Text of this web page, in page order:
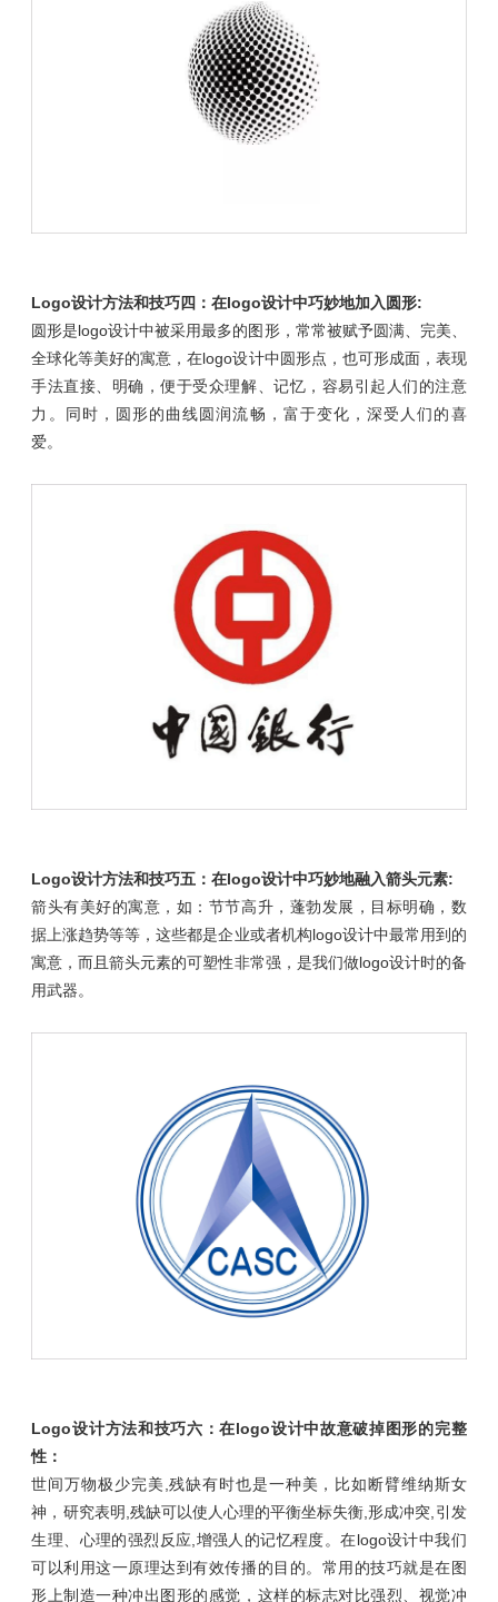
Logo设计方法和技巧四：在logo设计中巧妙地加入圆形:
圆形是logo设计中被采用最多的图形，常常被赋予圆满、完美、
全球化等美好的寓意，在logo设计中圆形点，也可形成面，表现
手法直接、明确，便于受众理解、记忆，容易引起人们的注意
力。同时，圆形的曲线圆润流畅，富于变化，深受人们的喜
爱。
Logo设计方法和技巧五：在logo设计中巧妙地融入箭头元素:
箭头有美好的寓意，如：节节高升，蓬勃发展，目标明确，数
据上涨趋势等等，这些都是企业或者机构logo设计中最常用到的
寓意，而且箭头元素的可塑性非常强，是我们做logo设计时的备
用武器。
Logo设计方法和技巧六：在logo设计中故意破掉图形的完整
性：
世间万物极少完美,残缺有时也是一种美，比如断臂维纳斯女
神，研究表明,残缺可以使人心理的平衡坐标失衡,形成冲突,引发
生理、心理的强烈反应,增强人的记忆程度。在logo设计中我们
可以利用这一原理达到有效传播的目的。常用的技巧就是在图
形上制造一种冲出图形的感觉，这样的标志对比强烈、视觉冲